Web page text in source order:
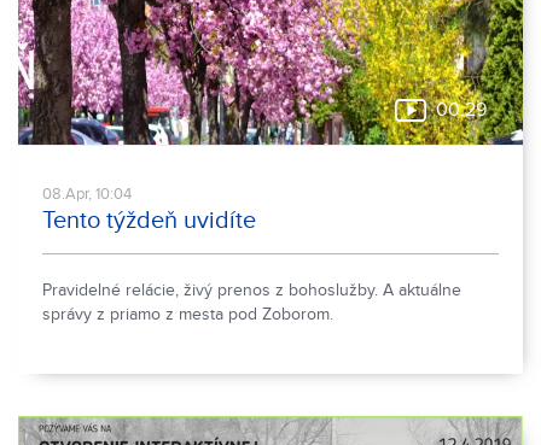
00:29
08.Apr, 10:04
Tento týždeň uvidíte
Pravidelné relácie, živý prenos z bohoslužby. A aktuálne
správy z priamo z mesta pod Zoborom.